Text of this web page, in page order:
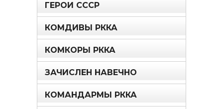
ГЕРОИ СССР
КОМДИВЫ РККА
КОМКОРЫ РККА
ЗАЧИСЛЕН НАВЕЧНО
КОМАНДАРМЫ РККА